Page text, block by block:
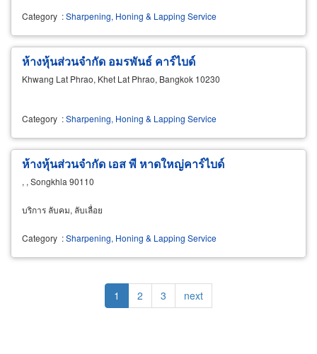
Category :Sharpening, Honing & Lapping Service
ห้างหุ้นส่วนจำกัด อมรพันธ์ คาร์ไบด์
Khwang Lat Phrao, Khet Lat Phrao, Bangkok 10230
Category :Sharpening, Honing & Lapping Service
ห้างหุ้นส่วนจำกัด เอส พี หาดใหญ่คาร์ไบด์
, , Songkhla 90110
บริการ ลับคม, ลับเลื่อย
Category :Sharpening, Honing & Lapping Service
Current
page
1 Page
2 Page
3
Next
page
next